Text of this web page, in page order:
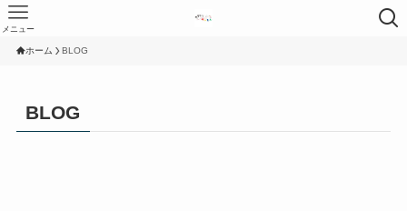
メニュー
ホーム BLOG
BLOG